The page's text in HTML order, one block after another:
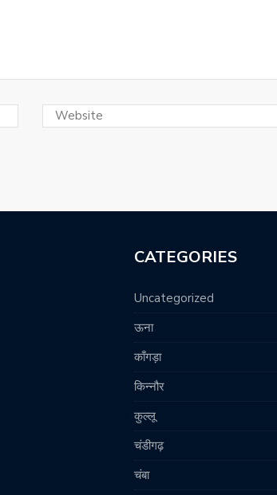
CATEGORIES
Uncategorized
ऊना
काँगड़ा
किन्नौर
कुल्लू
चंडीगढ़
चंबा